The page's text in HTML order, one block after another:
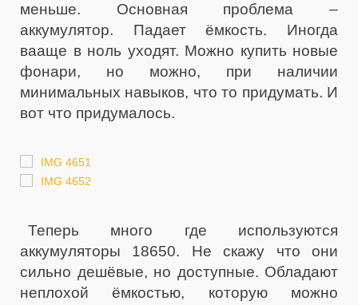
меньше. Основная проблема –
аккумулятор. Падает ёмкость. Иногда
вааще в ноль уходят. Можно купить новые
фонари, но можно, при наличии
минимальных навыков, что то придумать. И
вот что придумалось.
Теперь много где используются
аккумуляторы 18650. Не скажу что они
сильно дешёвые, но доступные. Обладают
неплохой ёмкостью, которую можно